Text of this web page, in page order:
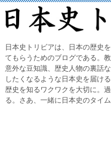
日本史トリビアは、日本の歴史
てもらうためのブログである。
意外な豆知識、歴史人物の裏話
したくなるような日本史を届け
歴史を知るワクワクを大切に。
る。さあ、一緒に日本史のタイ